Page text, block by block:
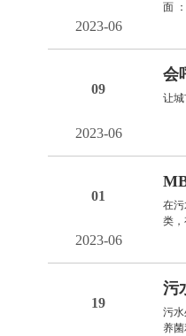
2023-06
面
09
2023-06
会
让
01
2023-06
在
类
19
污
污
养